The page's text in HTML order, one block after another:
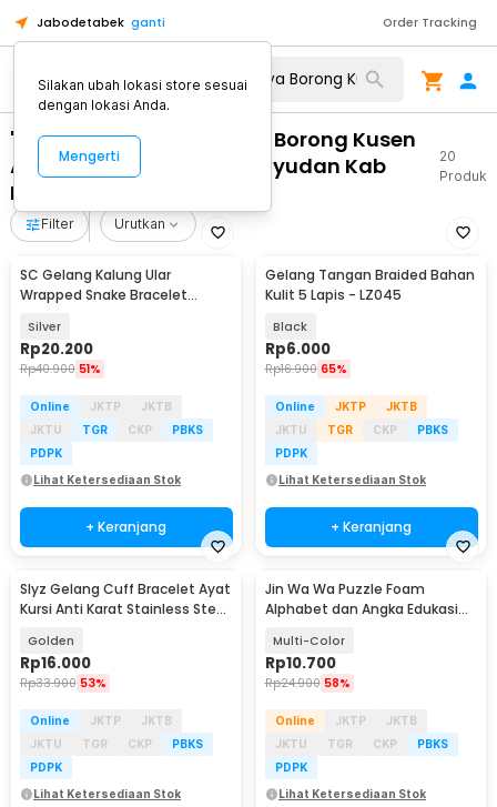
Jabodetabek ganti Order Tracking
"WA 0812 2782 5310 Biaya Borong Kusen
Aluminium Garuda Mertoyudan Kab
Magelang"
20
Produk
Filter Urutkan
SC Gelang Kalung Ular
Wrapped Snake Bracelet
SC181
Silver
Rp20.200
Rp40.900 51%
Online JKTP
JKTB
JKTU
TGR CKP
PBKS
PDPK
Lihat Ketersediaan Stok
+ Keranjang
Gelang Tangan Braided Bahan
Kulit 5 Lapis - LZ045
Black
Rp6.000
Rp16.900 65%
Online JKTP
JKTB
JKTU
TGR CKP
PBKS
PDPK
Lihat Ketersediaan Stok
+ Keranjang
Slyz Gelang Cuff Bracelet Ayat
Kursi Anti Karat Stainless Steel
Golden
Rp16.000
Rp33.900 53%
Online JKTP
JKTB
JKTU
TGR CKP
PBKS
PDPK
Lihat Ketersediaan Stok
Jin Wa Wa Puzzle Foam
Alphabet dan Angka Edukasi
Multi-Color
Rp10.700
Rp24.900 58%
Online JKTP
JKTB
JKTU
TGR CKP
PBKS
PDPK
Lihat Ketersediaan Stok
Silakan ubah lokasi store sesuai
dengan lokasi Anda.
Mengerti